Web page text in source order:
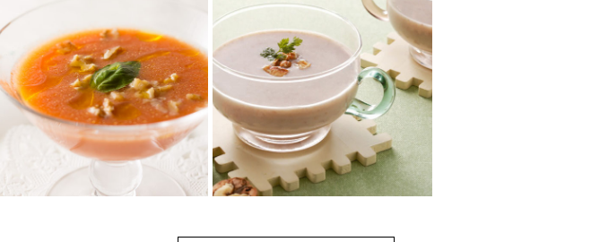
白いんげん豆とくるみ
のカリフラワースープ
ローストしたカリフラワーや白
いんげん豆など、植物由来の材
料のみを使用した濃厚でクリー
ミーなスープです...
くるみと豆乳のポター
ジュ
くるみと豆乳で、優しい味と風
味に。
気軽に栄養が取れるヘルシーメ
ニュー。